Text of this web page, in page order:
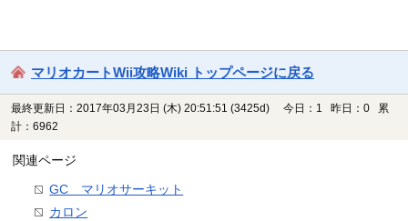
マリオカートWii攻略Wiki トップページに戻る
最終更新日：2017年03月23日 (木) 20:51:51 (3425d)
今日：1 昨日：0 累
計：6962
関連ページ
GC マリオサーキット
カロン